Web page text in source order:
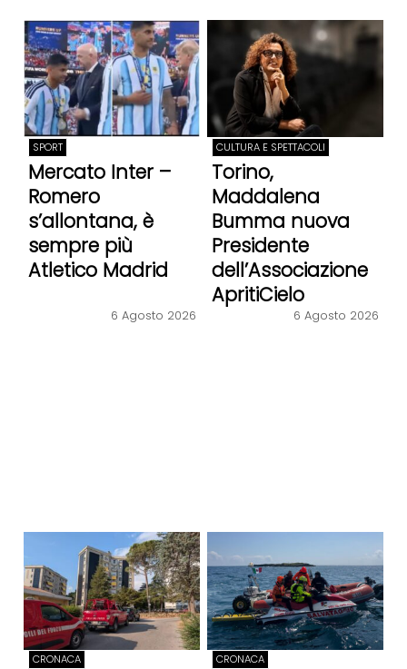
SPORT
Mercato Inter –
Romero
s’allontana, è
sempre più
Atletico Madrid
6 Agosto 2026
CULTURA E SPETTACOLI
Torino,
Maddalena
Bumma nuova
Presidente
dell’Associazione
ApritiCielo
6 Agosto 2026
CRONACA CRONACA